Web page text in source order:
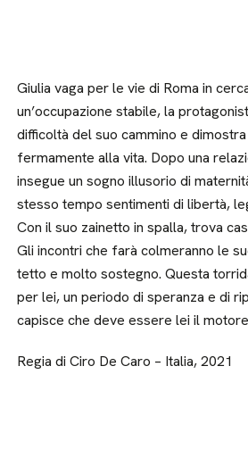
Giulia vaga per le vie di Roma in
un’occupazione stabile, la
difficoltà del suo cammino e
fermamente alla vita. Dopo una
insegue un sogno illusorio di
stesso tempo sentimenti di libertà,
Con il suo zainetto in spalla, trova
Gli incontri che farà colmeranno le
tetto e molto sostegno. Questa
per lei, un periodo di speranza e di
capisce che deve essere lei il
Regia di Ciro De Caro – Italia, 2021